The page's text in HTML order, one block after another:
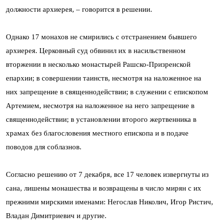
должности архиерея, – говорится в решении.
Однако 17 монахов не смирились с отстранением бывшего
архиерея. Церковный суд обвинил их в насильственном
вторжении в несколько монастырей Рашско-Призренской
епархии; в совершении таинств, несмотря на наложенное на
них запрещение в священнодействии; в служении с епископом
Артемием, несмотря на наложенное на него запрещение в
священнодействии; в установлении второго жертвенника в
храмах без благословения местного епископа и в подаче
поводов для соблазнов.
Согласно решению от 7 декабря, все 17 человек извергнуты из
сана, лишены монашества и возвращены в число мирян с их
прежними мирскими именами: Негослав Николич, Игор Ристич,
Владан Димитриевич и другие.